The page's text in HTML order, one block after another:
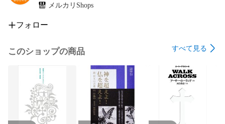
メルカリShops
フォロー
このショップの商品 すべて見る